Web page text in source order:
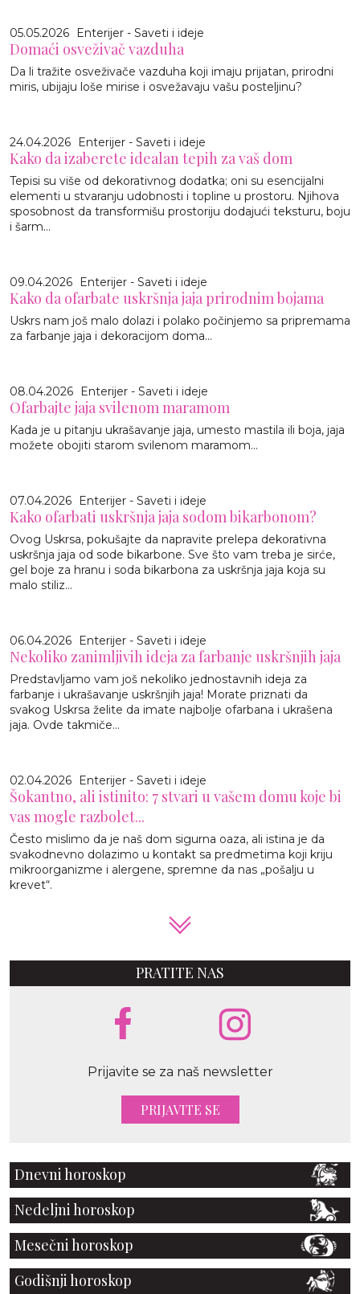
05.05.2026 Enterijer - Saveti i ideje
Domaći osveživač vazduha
Da li tražite osveživače vazduha koji imaju prijatan, prirodni
miris, ubijaju loše mirise i osvežavaju vašu posteljinu?
24.04.2026 Enterijer - Saveti i ideje
Kako da izaberete idealan tepih za vaš dom
Tepisi su više od dekorativnog dodatka; oni su esencijalni
elementi u stvaranju udobnosti i topline u prostoru. Njihova
sposobnost da transformišu prostoriju dodajući teksturu, boju
i šarm...
09.04.2026 Enterijer - Saveti i ideje
Kako da ofarbate uskršnja jaja prirodnim bojama
Uskrs nam još malo dolazi i polako počinjemo sa pripremama
za farbanje jaja i dekoracijom doma...
08.04.2026 Enterijer - Saveti i ideje
Ofarbajte jaja svilenom maramom
Kada je u pitanju ukrašavanje jaja, umesto mastila ili boja, jaja
možete obojiti starom svilenom maramom...
07.04.2026 Enterijer - Saveti i ideje
Kako ofarbati uskršnja jaja sodom bikarbonom?
Ovog Uskrsa, pokušajte da napravite prelepa dekorativna
uskršnja jaja od sode bikarbone. Sve što vam treba je sirće,
gel boje za hranu i soda bikarbona za uskršnja jaja koja su
malo stiliz...
06.04.2026 Enterijer - Saveti i ideje
Nekoliko zanimljivih ideja za farbanje uskršnjih jaja
Predstavljamo vam još nekoliko jednostavnih ideja za
farbanje i ukrašavanje uskršnjih jaja! Morate priznati da
svakog Uskrsa želite da imate najbolje ofarbana i ukrašena
jaja. Ovde takmiče...
02.04.2026 Enterijer - Saveti i ideje
Šokantno, ali istinito: 7 stvari u vašem domu koje bi
vas mogle razbolet...
Često mislimo da je naš dom sigurna oaza, ali istina je da
svakodnevno dolazimo u kontakt sa predmetima koji kriju
mikroorganizme i alergene, spremne da nas „pošalju u
krevet“.
PRATITE NAS
Prijavite se za naš newsletter
PRIJAVITE SE
Dnevni horoskop
Nedeljni horoskop
Mesečni horoskop
Godišnji horoskop